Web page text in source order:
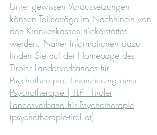
Unter gewissen Voraussetzungen
können Teilbeträge im Nachhinein von
den Krankenkassen rückerstattet
werden. Näher Informationen dazu
finden Sie auf der Homepage des
Tiroler Landesverbandes für
Psychotherapie. Finanzierung einer
Psychotherapie | TLP - Tiroler
Landesverband für Psychotherapie
(psychotherapie-tirol.at)